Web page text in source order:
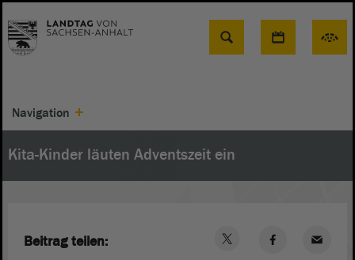
Suche
Navigation
Kita-Kinder läuten Adventszeit ein
Beitrag teilen: